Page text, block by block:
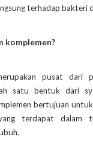
terhadap bakteri
komplemen?
pusat dari
satu bentuk dari
bertujuan
terdapat dalam